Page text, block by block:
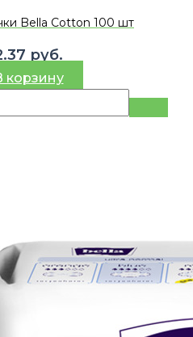
Bella Cotton 100 шт
руб.
корзину